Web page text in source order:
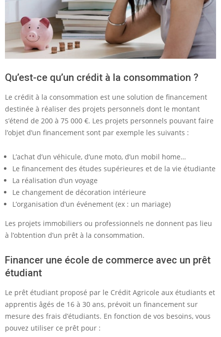
Qu’est-ce qu’un crédit à la consommation ?
Le crédit à la consommation est une solution de financement
destinée à réaliser des projets personnels dont le montant
s’étend de 200 à 75 000 €. Les projets personnels pouvant faire
l’objet d’un financement sont par exemple les suivants :
L’achat d’un véhicule, d’une moto, d’un mobil home…
Le financement des études supérieures et de la vie étudiante
La réalisation d’un voyage
Le changement de décoration intérieure
L’organisation d’un événement (ex : un mariage)
Les projets immobiliers ou professionnels ne donnent pas lieu
à l’obtention d’un prêt à la consommation.
Financer une école de commerce avec un prêt
étudiant
Le prêt étudiant proposé par le Crédit Agricole aux étudiants et
apprentis âgés de 16 à 30 ans, prévoit un financement sur
mesure des frais d’étudiants. En fonction de vos besoins, vous
pouvez utiliser ce prêt pour :